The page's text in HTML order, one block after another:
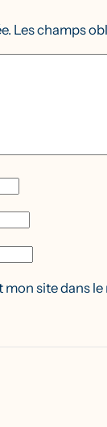
Les champs
site dans